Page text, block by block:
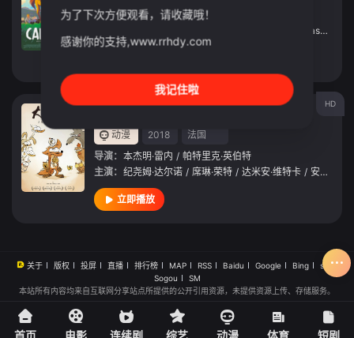
导演：雷米·沙耶
Gaspar
HD
动漫 2018
法国
导演： 本杰明·雷内 / 帕特里克·英伯特
主演： 纪尧姆·达尔诺 / 席琳·荣特 / 达米安·维特卡 / 安托万·苏姆斯基
立即播放
关于 版权 投屏 直播 排行榜 MAP RSS Baidu Google Bing
so
Sogou
SM
本站所有内容均来自互联网分享站点所提供的公开引用资源，未提供资源上传、存储服务。
首页 电影 连续剧 综艺 动漫 体育 短剧
为了下次方便观看，请收藏哦！
感谢你的支持,www.rrhdy.com
我记住啦